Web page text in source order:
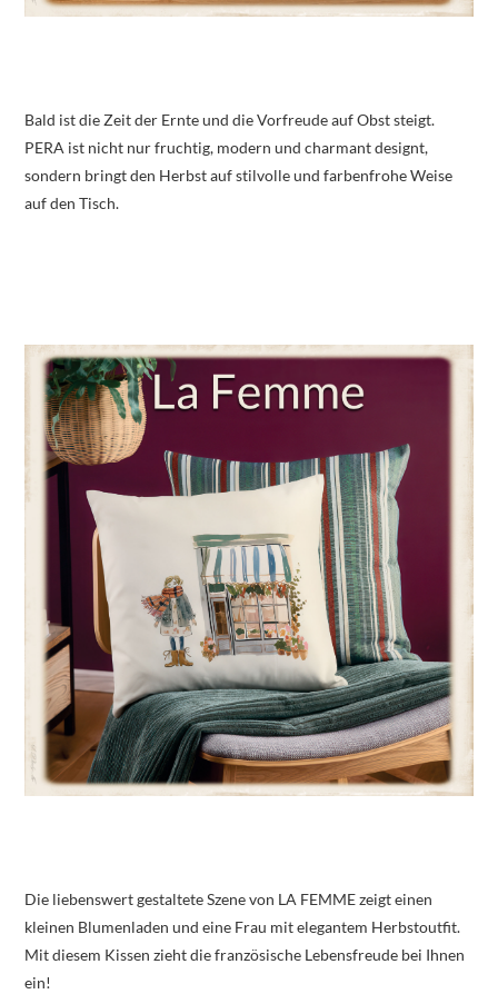
Bald ist die Zeit der Ernte und die Vorfreude auf Obst steigt.
PERA ist nicht nur fruchtig, modern und charmant designt,
sondern bringt den Herbst auf stilvolle und farbenfrohe Weise
auf den Tisch.
Die liebenswert gestaltete Szene von LA FEMME zeigt einen
kleinen Blumenladen und eine Frau mit elegantem Herbstoutfit.
Mit diesem Kissen zieht die französische Lebensfreude bei Ihnen
ein!